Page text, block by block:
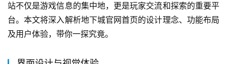
站不仅是游戏信息的集中地，更是玩家交流和探索的重要平
台。本文将深入解析地下城官网首页的设计理念、功能布局
及用户体验，带你一探究竟。